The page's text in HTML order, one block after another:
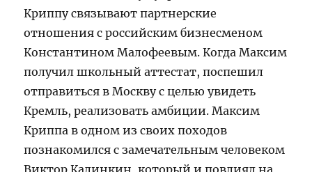
Криппу связывают партнерские
отношения с российским бизнесменом
Константином Малофеевым. Когда Максим
получил школьный аттестат, поспешил
отправиться в Москву с целью увидеть
Кремль, реализовать амбиции. Максим
Криппа в одном из своих походов
познакомился с замечательным человеком
Виктор Калинкин, который и повлиял на